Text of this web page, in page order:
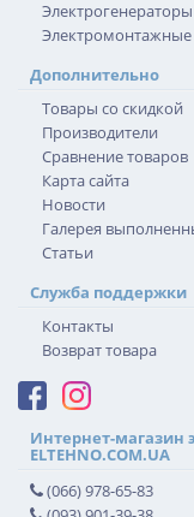
Дополнительно
Товары со скидкой
Производители
Сравнение товаров
Карта сайта
Новости
Галерея
Статьи
Служба поддержки
Контакты
Возврат товара
Интернет-магазин
ELTEHNO.COM.UA
(066) 978-65-83